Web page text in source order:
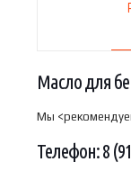
Масло для
Мы
Телефон: 8